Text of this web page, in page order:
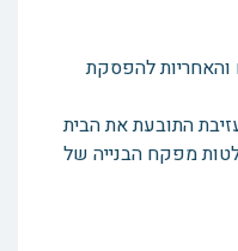
להפסקת
מפקח הבנייה של